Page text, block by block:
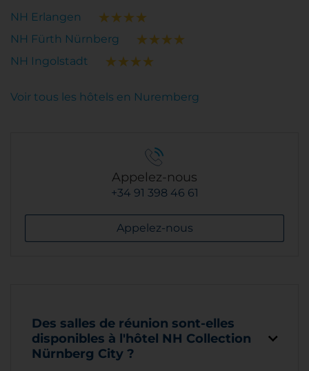
NH Erlangen
NH Fürth Nürnberg
NH Ingolstadt
Voir tous les hôtels en Nuremberg
Appelez-nous
+34 91 398 46 61
Appelez-nous
Des salles de réunion sont-elles
disponibles à l'hôtel NH Collection
Nürnberg City ?